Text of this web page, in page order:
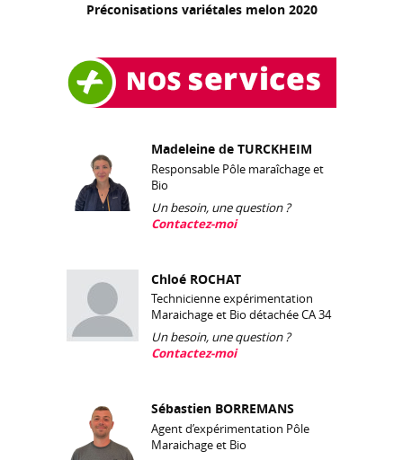
Préconisations variétales melon 2020
Madeleine de TURCKHEIM
Responsable Pôle maraîchage et
Bio
Un besoin, une question ?
Contactez-moi
Chloé ROCHAT
Technicienne expérimentation
Maraichage et Bio détachée CA 34
Un besoin, une question ?
Contactez-moi
Sébastien BORREMANS
Agent d’expérimentation Pôle
Maraichage et Bio